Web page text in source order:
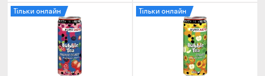
Тільки онлайн Тільки онлайн